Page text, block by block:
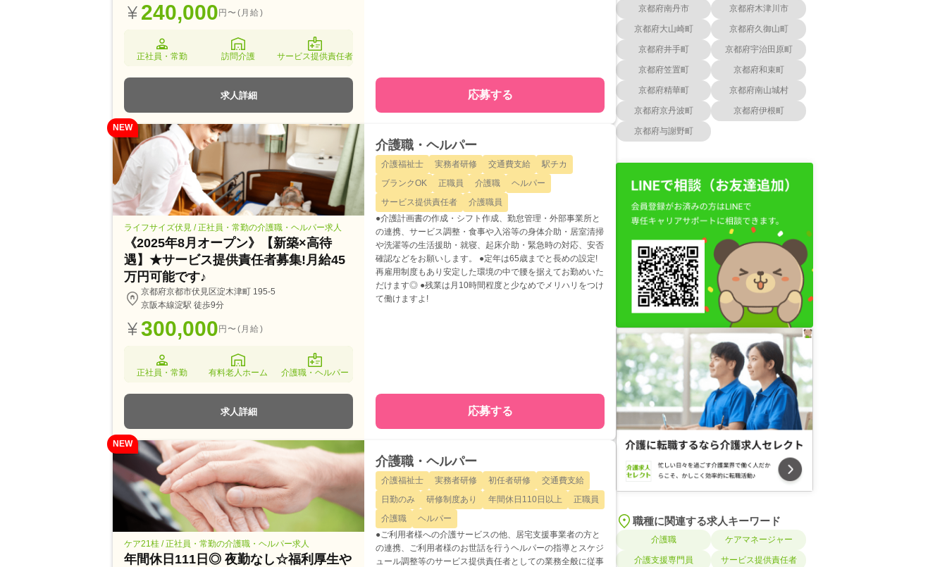
240,000円〜(月給)
正社員・常勤 訪問介護 サービス提供責任者
求人詳細 応募する
NEW
ライフサイズ伏見 / 正社員・常勤の介護職・ヘルパー求人
《2025年8月オープン》【新築×高待
遇】★サービス提供責任者募集!月給45
万円可能です♪
京都府京都市伏見区淀木津町 195-5
京阪本線淀駅 徒歩9分
300,000円〜(月給)
正社員・常勤 有料老人ホーム 介護職・ヘルパー
求人詳細
介護職・ヘルパー
介護福祉士 実務者研修 交通費支給
駅チカ
ブランクOK
正職員 介護職
ヘルパー
サービス提供責任者
介護職員
●介護計画書の作成・シフト作成、勤怠管理・外部事業所と
の連携、サービス調整・食事や入浴等の身体介助・居室清掃
や洗濯等の生活援助・就寝、起床介助・緊急時の対応、安否
確認などをお願いします。 ●定年は65歳までと長めの設定!
再雇用制度もあり安定した環境の中で腰を据えてお勤めいた
だけます◎ ●残業は月10時間程度と少なめでメリハリをつけ
て働けますよ!
応募する
NEW
ケア21桂 / 正社員・常勤の介護職・ヘルパー求人
年間休日111日◎ 夜勤なし☆福利厚生や
介護職・ヘルパー
介護福祉士 実務者研修 初任者研修
交通費支給
日勤のみ
研修制度あり 年間休日110日以上
正職員
介護職
ヘルパー
●ご利用者様への介護サービスの他、居宅支援事業者の方と
の連携、ご利用者様のお世話を行うヘルパーの指導とスケジ
ュール調整等のサービス提供責任者としての業務全般に従事
京都府南丹市 京都府木津川市
京都府大山崎町 京都府久御山町
京都府井手町 京都府宇治田原町
京都府笠置町 京都府和束町
京都府精華町 京都府南山城村
京都府京丹波町 京都府伊根町
京都府与謝野町
職種に関連する求人キーワード
介護職 ケアマネージャー
介護支援専門員 サービス提供責任者